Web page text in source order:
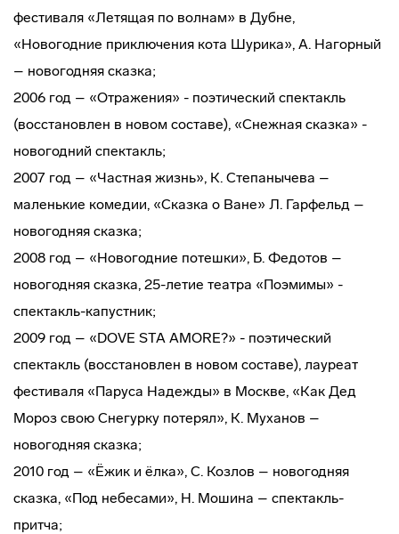
фестиваля «Летящая по волнам» в Дубне,
«Новогодние приключения кота Шурика», А. Нагорный
– новогодняя сказка;
2006 год – «Отражения» - поэтический спектакль
(восстановлен в новом составе), «Снежная сказка» -
новогодний спектакль;
2007 год – «Частная жизнь», К. Степанычева –
маленькие комедии, «Сказка о Ване» Л. Гарфельд –
новогодняя сказка;
2008 год – «Новогодние потешки», Б. Федотов –
новогодняя сказка, 25-летие театра «Поэмимы» -
спектакль-капустник;
2009 год – «DOVE STA AMORE?» - поэтический
спектакль (восстановлен в новом составе), лауреат
фестиваля «Паруса Надежды» в Москве, «Как Дед
Мороз свою Снегурку потерял», К. Муханов –
новогодняя сказка;
2010 год – «Ёжик и ёлка», С. Козлов – новогодняя
сказка, «Под небесами», Н. Мошина – спектакль-
притча;